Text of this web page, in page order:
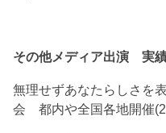
その他メディア出演 実
無理せずあなたらしさを
会 都内や全国各地開催